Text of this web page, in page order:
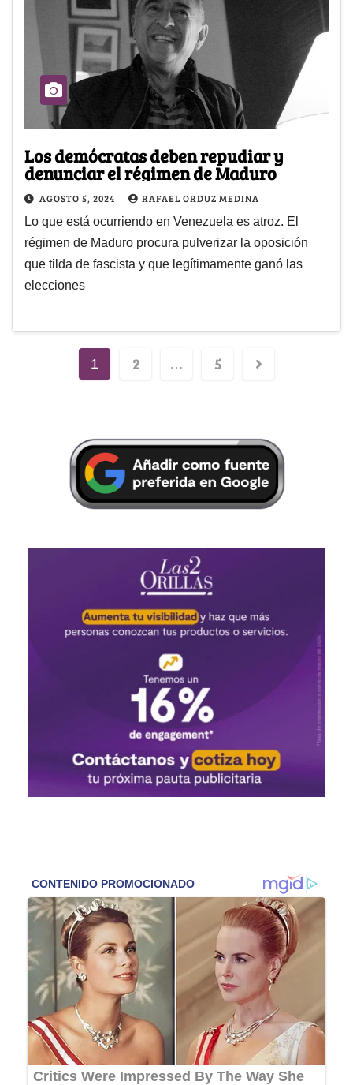
Los demócratas deben repudiar y
denunciar el régimen de Maduro
AGOSTO 5, 2024 RAFAEL ORDUZ MEDINA
Lo que está ocurriendo en Venezuela es atroz. El
régimen de Maduro procura pulverizar la oposición
que tilda de fascista y que legítimamente ganó las
elecciones
1 2 … 5